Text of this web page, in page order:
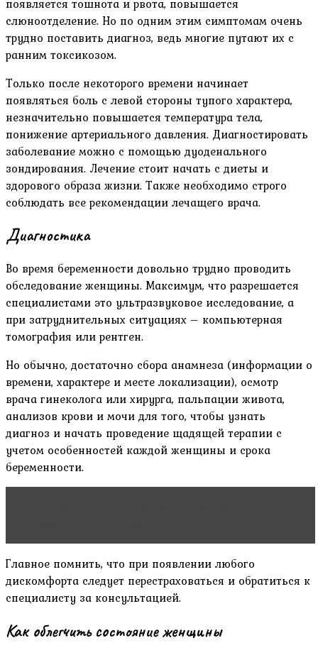
слюноотделение. Но по одним этим симптомам очень
трудно поставить диагноз, ведь многие путают их с
ранним токсикозом.
Только после некоторого времени начинает
появляться боль с левой стороны тупого характера,
незначительно повышается температура тела,
понижение артериального давления. Диагностировать
заболевание можно с помощью дуоденального
зондирования. Лечение стоит начать с диеты и
здорового образа жизни. Также необходимо строго
соблюдать все рекомендации лечащего врача.
Диагностика
Во время беременности довольно трудно проводить
обследование женщины. Максимум, что разрешается
специалистами это ультразвуковое исследование, а
при затруднительных ситуациях – компьютерная
томография или рентген.
Но обычно, достаточно сбора анамнеза (информации о
времени, характере и месте локализации), осмотр
врача гинеколога или хирурга, пальпации живота,
анализов крови и мочи для того, чтобы узнать
диагноз и начать проведение щадящей терапии с
учетом особенностей каждой женщины и срока
беременности.
Главное помнить, что при появлении любого
дискомфорта следует перестраховаться и обратиться к
специалисту за консультацией.
Как облегчить состояние женщины